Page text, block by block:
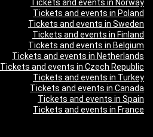
Tickets and events in Norway
Tickets and events in Poland
Tickets and events in Sweden
Tickets and events in Finland
Tickets and events in Belgium
Tickets and events in Netherlands
Tickets and events in Czech Republic
Tickets and events in Turkey
Tickets and events in Canada
Tickets and events in Spain
Tickets and events in France